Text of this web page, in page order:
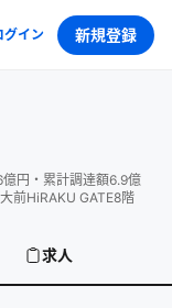
グイン 新規登録
億円 ・ 累計調達額6.9億
前HiRAKU GATE8階
求人